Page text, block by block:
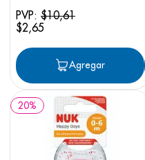
PVP: $10,61
$2,65
Agregar
20%